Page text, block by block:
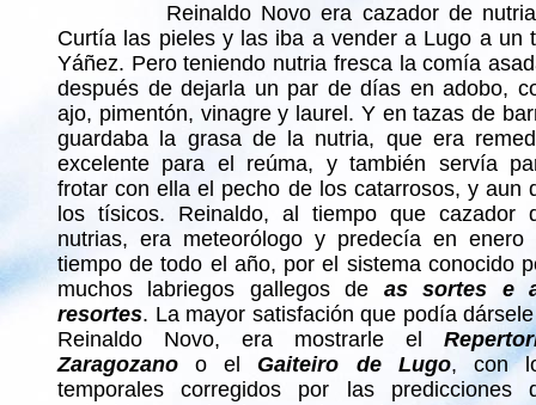
Reinaldo Novo era cazador de
Curtía las pieles y las iba a vender a Lugo a un
Yáñez. Pero teniendo nutria fresca la comía
después de dejarla un par de días en adobo,
ajo, pimentón, vinagre y laurel. Y en tazas de
guardaba la grasa de la nutria, que era
excelente para el reúma, y también servía
frotar con ella el pecho de los catarrosos, y aun
los tísicos. Reinaldo, al tiempo que cazador
nutrias, era meteorólogo y predecía en enero
tiempo de todo el año, por el sistema conocido
muchos labriegos gallegos de as sortes e
resortes. La mayor satisfación que podía
Reinaldo Novo, era mostrarle el
Zaragozano o el Gaiteiro de Lugo, con
temporales corregidos por las predicciones